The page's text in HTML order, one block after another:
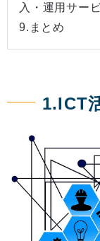
入・運用サー
9.まとめ
1.ICT